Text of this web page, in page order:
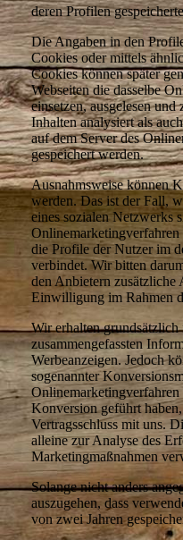
deren Profilen
Die Angaben in den
Cookies oder mittels
Cookies können später
Webseiten die dasselbe
einsetzen, ausgelesen
Inhalten analysiert als
auf dem Server des
gespeichert werden.
Ausnahmsweise können
werden. Das ist der Fall,
eines sozialen Netzwerks
die Profile der Nutzer im
verbindet. Wir bitten
den Anbietern zusätzliche
Einwilligung im Rahmen
Wir erhalten
zusammengefassten
Werbeanzeigen. Jedoch
sogenannter
Onlinemarketingverfahren
Konversion geführt
Vertragsschluss mit uns.
alleine zur Analyse des
Marketingmaßnahmen
Solange nicht anders
auszugehen, dass
von zwei Jahren